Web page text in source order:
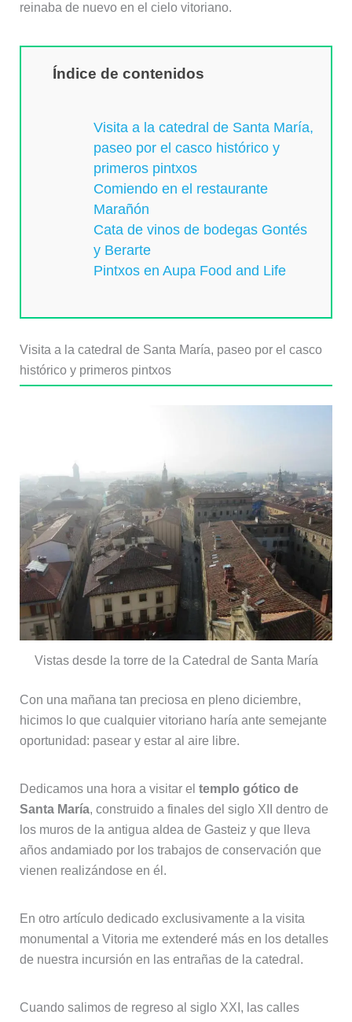
reinaba de nuevo en el cielo vitoriano.
Índice de contenidos
Visita a la catedral de Santa María,
paseo por el casco histórico y
primeros pintxos
Comiendo en el restaurante
Marañón
Cata de vinos de bodegas Gontés
y Berarte
Pintxos en Aupa Food and Life
Visita a la catedral de Santa María, paseo por el casco
histórico y primeros pintxos
Vistas desde la torre de la Catedral de Santa María
Con una mañana tan preciosa en pleno diciembre,
hicimos lo que cualquier vitoriano haría ante semejante
oportunidad: pasear y estar al aire libre.
Dedicamos una hora a visitar el templo gótico de
Santa María, construido a finales del siglo XII dentro de
los muros de la antigua aldea de Gasteiz y que lleva
años andamiado por los trabajos de conservación que
vienen realizándose en él.
En otro artículo dedicado exclusivamente a la visita
monumental a Vitoria me extenderé más en los detalles
de nuestra incursión en las entrañas de la catedral.
Cuando salimos de regreso al siglo XXI, las calles